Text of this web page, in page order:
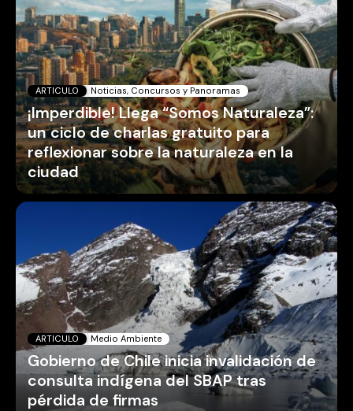
ARTICULO Noticias, Concursos y Panoramas
¡Imperdible! Llega “Somos Naturaleza”:
un ciclo de charlas gratuito para
reflexionar sobre la naturaleza en la
ciudad
ARTICULO Medio Ambiente
Gobierno de Chile inicia invalidación de
consulta indígena del SBAP tras
pérdida de firmas